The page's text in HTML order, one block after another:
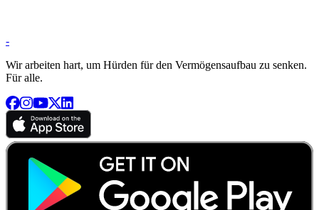
-
Wir arbeiten hart, um Hürden für den Vermögensaufbau zu senken.
Für alle.